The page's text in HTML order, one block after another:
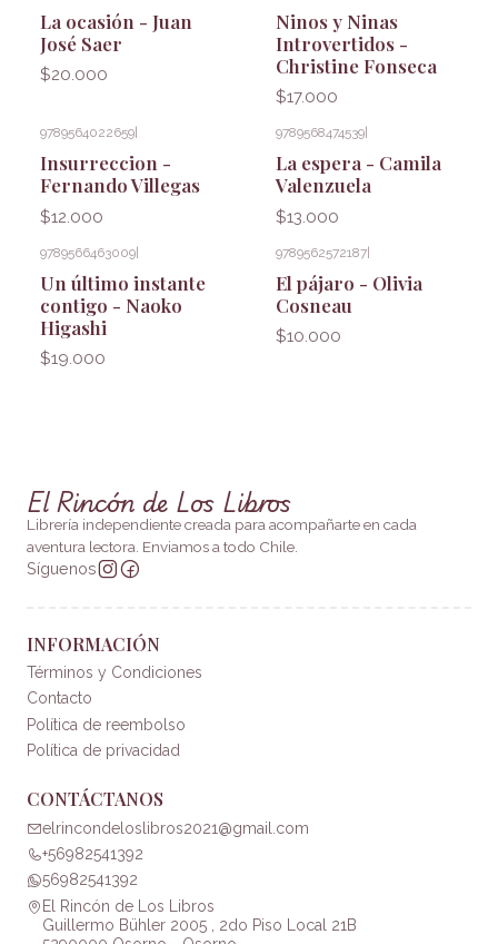
La ocasión - Juan
José Saer
$20.000
Ninos y Ninas
Introvertidos -
Christine Fonseca
$17.000
9789564022659
Insurreccion -
Fernando Villegas
$12.000
9789568474539
La espera - Camila
Valenzuela
$13.000
9789566463009|
Un último instante
contigo - Naoko
Higashi
$19.000
9789562572187|
El pájaro - Olivia
Cosneau
$10.000
El Rincón de Los Libros
Librería independiente creada para acompañarte en cada
aventura lectora. Enviamos a todo Chile.
Síguenos
INFORMACIÓN
Términos y Condiciones
Contacto
Política de reembolso
Política de privacidad
CONTÁCTANOS
elrincondeloslibros2021@gmail.com
+56982541392
56982541392
El Rincón de Los Libros
Guillermo Bühler 2005 , 2do Piso Local 21B